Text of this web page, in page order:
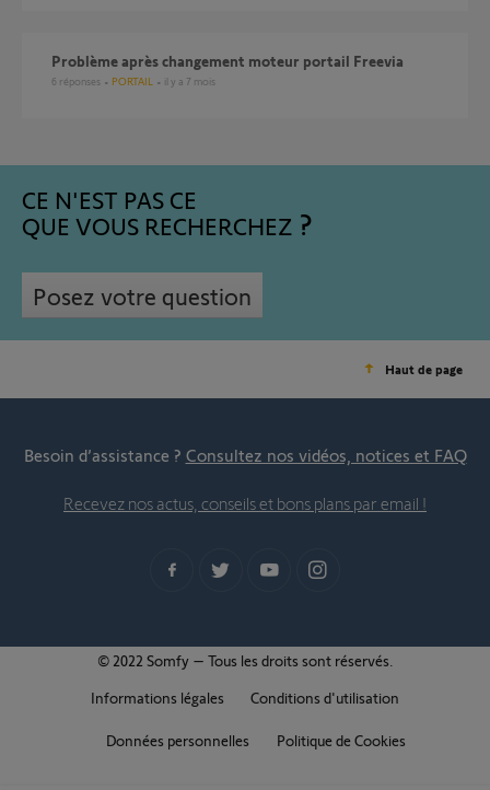
Problème après changement moteur portail Freevia
6 réponses PORTAIL il y a 7 mois
CE N'EST PAS CE
QUE VOUS RECHERCHEZ
Posez votre question
Haut de page
Besoin d’assistance ? Consultez nos vidéos, notices et FAQ
Recevez nos actus, conseils et bons plans par email !
© 2022 Somfy – Tous les droits sont réservés.
Informations légales
Conditions d'utilisation
Données personnelles Politique de Cookies